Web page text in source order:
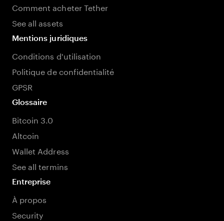
Comment acheter Tether
See all assets
Mentions juridiques
Conditions d'utilisation
Politique de confidentialité
GPSR
Glossaire
Bitcoin 3.0
Altcoin
Wallet Address
See all termins
Entreprise
À propos
Security